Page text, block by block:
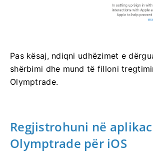
Pas kësaj, ndiqni udhëzimet e
shërbimi dhe mund të filloni
Olymptrade.
Regjistrohuni në
Olymptrade për iOS